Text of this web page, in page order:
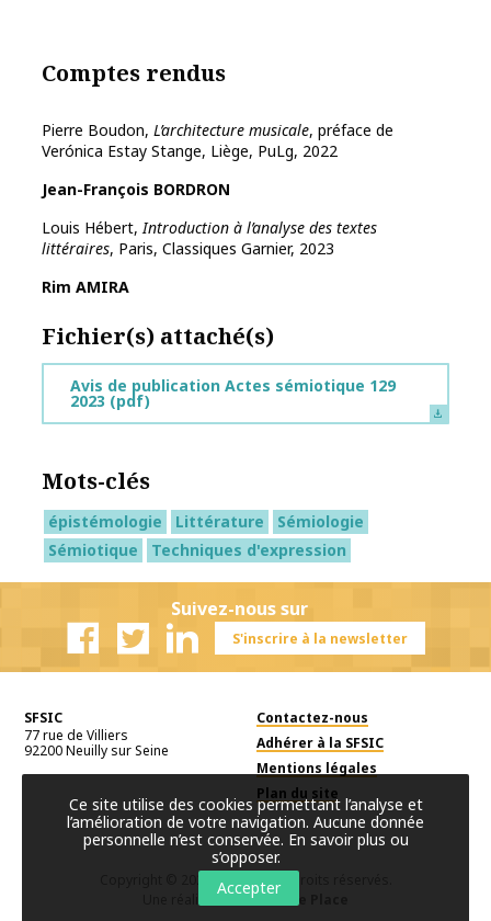
Comptes rendus
Pierre Boudon, L’architecture musicale, préface de
Verónica Estay Stange, Liège, PuLg, 2022
Jean-François BORDRON
Louis Hébert, Introduction à l’analyse des textes
littéraires, Paris, Classiques Garnier, 2023
Rim AMIRA
Fichier(s) attaché(s)
Avis de publication Actes sémiotique 129
2023 (pdf)
Mots-clés
épistémologie Littérature
Sémiologie
Sémiotique
Techniques d'expression
Suivez-nous sur
S'inscrire à la newsletter
SFSIC
77 rue de Villiers
92200Neuilly sur Seine
Contactez-nous
Adhérer à la SFSIC
Mentions légales
Plan du site
SFSIC
. Tous droits réservés.
Une réalisationPremière Place
Ce site utilise des cookies permettant l’analyse et
l’amélioration de votre navigation. Aucune donnée
personnelle n’est conservée. En savoir plus ou
s’opposer.
Accepter